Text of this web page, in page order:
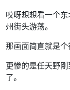
哎呀想想看一个
州街头游荡。
那画面简直就是个
更惨的是任天野
了。